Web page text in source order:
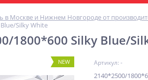
в Москве и Нижнем Новгороде от
Silky White
1800*600 Silky Blue/
NEW Артикул: -
2140*2500/